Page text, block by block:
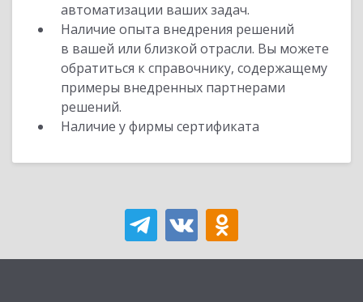
автоматизации ваших задач.
Наличие опыта внедрения решений
в вашей или близкой отрасли. Вы можете
обратиться к справочнику, содержащему
примеры внедренных партнерами
решений.
Наличие у фирмы сертификата